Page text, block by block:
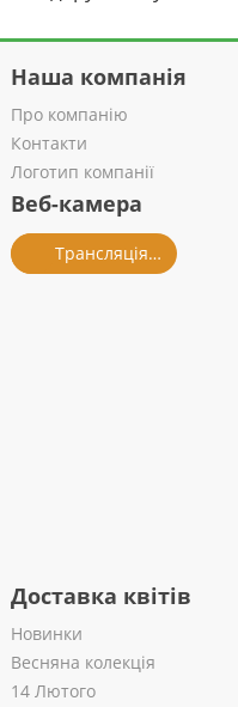
Наша компанія
Про компанію
Контакти
Логотип компанії
Веб-камера
Трансляція із салону
Доставка квітів
Новинки
Весняна колекція
14 Лютого